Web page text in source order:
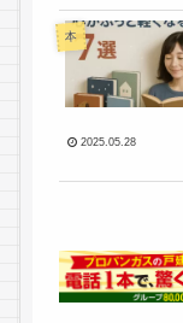
本
2025.05.28